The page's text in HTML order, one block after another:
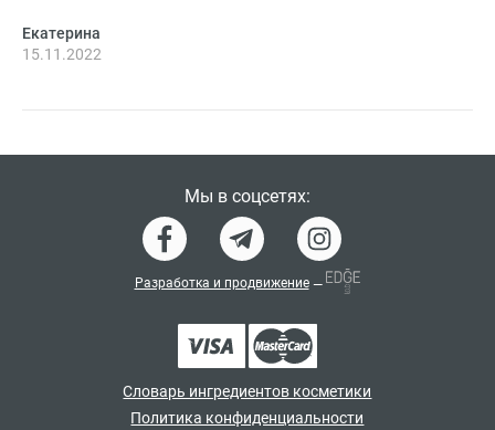
Екатерина
15.11.2022
Словарь ингредиентов косметики
Политика конфиденциальности
Мы в соцсетях:
Разработка и продвижение —